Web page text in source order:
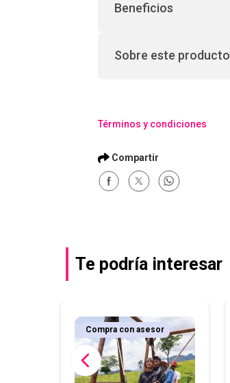
Beneficios
Sobre este producto
Términos y condiciones
Te podría interesar
Compra con asesor